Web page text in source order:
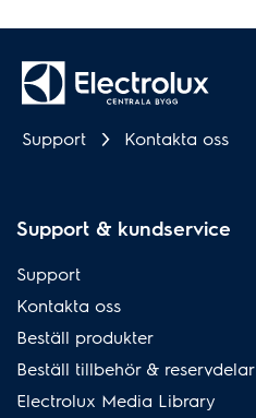
Support Kontakta oss
Support & kundservice
Support
Kontakta oss
Beställ produkter
Beställ tillbehör & reservdelar
Electrolux Media Library